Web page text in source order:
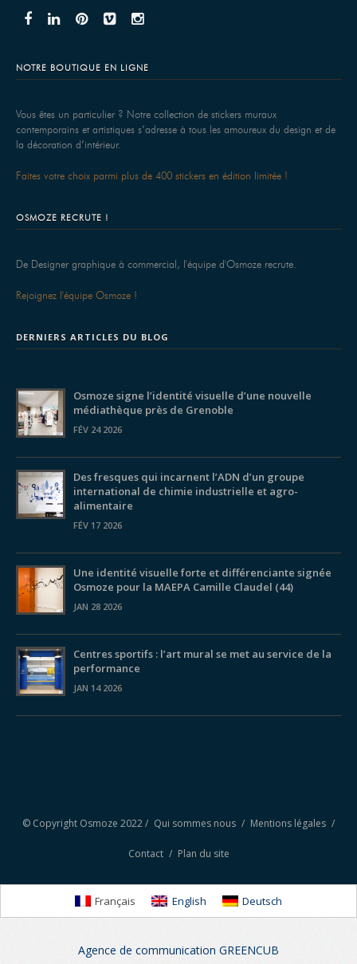
NOTRE BOUTIQUE EN LIGNE
Vous êtes un particulier ? Notre collection de stickers muraux
contemporains et artistiques s’adresse à tous les amoureux du design et de
la décoration d’intérieur.
Faites votre choix parmi plus de 400 stickers en édition limitée !
OSMOZE RECRUTE !
De Designer graphique à commercial, l'équipe d'Osmoze recrute.
Rejoignez l'équipe Osmoze !
DERNIERS ARTICLES DU BLOG
Osmoze signe l’identité visuelle d’une nouvelle
médiathèque près de Grenoble
FÉV 24 2026
Des fresques qui incarnent l’ADN d’un groupe
international de chimie industrielle et agro-
alimentaire
FÉV 17 2026
Une identité visuelle forte et différenciante signée
Osmoze pour la MAEPA Camille Claudel (44)
JAN 28 2026
Centres sportifs : l’art mural se met au service de la
performance
JAN 14 2026
© Copyright Osmoze 2022 / Qui sommes nous / Mentions légales /
Contact / Plan du site
Français English Deutsch
Agence de communication GREENCUB